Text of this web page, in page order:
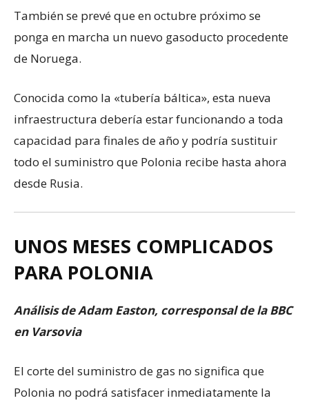
También se prevé que en octubre próximo se
ponga en marcha un nuevo gasoducto procedente
de Noruega.
Conocida como la «tubería báltica», esta nueva
infraestructura debería estar funcionando a toda
capacidad para finales de año y podría sustituir
todo el suministro que Polonia recibe hasta ahora
desde Rusia.
UNOS MESES COMPLICADOS
PARA POLONIA
Análisis de Adam Easton, corresponsal de la BBC
en Varsovia
El corte del suministro de gas no significa que
Polonia no podrá satisfacer inmediatamente la